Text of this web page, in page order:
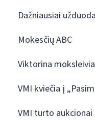
Dažniausiai
Mokesčių ABC
Viktorina
VMI kviečia į
VMI turto aukcionai